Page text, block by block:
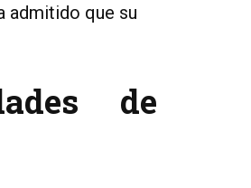
admitido que su
de